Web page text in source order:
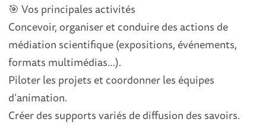
🎯 Vos principales activités
Concevoir, organiser et conduire des actions de
médiation scientifique (expositions, événements,
formats multimédias…).
Piloter les projets et coordonner les équipes
d’animation.
Créer des supports variés de diffusion des savoirs.